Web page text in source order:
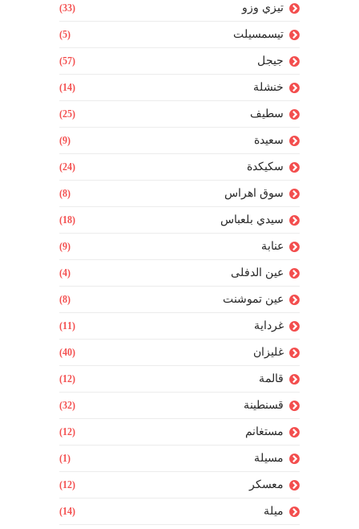
تيزي وزو (33)
تيسمسيلت (5)
جيجل (57)
خنشلة (14)
سطيف (25)
سعيدة (9)
سكيكدة (24)
سوق اهراس (8)
سيدي بلعباس (18)
عنابة (9)
عين الدفلى (4)
عين تموشنت (8)
غرداية (11)
غليزان (40)
قالمة (12)
قسنطينة (32)
مستغانم (12)
مسيلة (1)
معسكر (12)
ميلة (14)